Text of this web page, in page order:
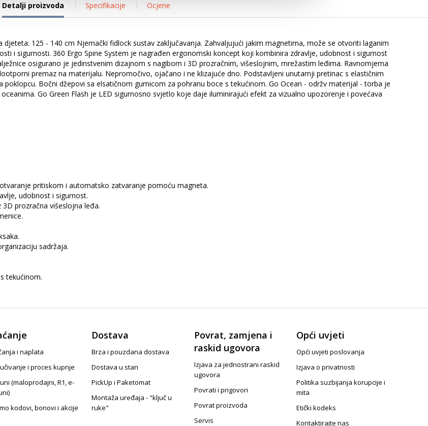
Detalji proizvoda Specifikacije Ocjene
djeteta: 125 - 140 cm Njemački fidlock sustav zaključavanja. Zahvaljujući jakim magnetima, može se otvoriti laganim
i sigurnosti. 360 Ergo Spine System je nagrađen ergonomski koncept koji kombinira zdravlje, udobnost i sigurnost
osigurano je jedinstvenim dizajnom s nagibom i 3D prozračnim, višeslojnim, mrežastim leđima. Ravnomjerna
premaz na materijalu. Nepromočivo, ojačano i ne klizajuće dno. Podstavljeni unutarnji pretinac s elastičnim
poklopcu. Bočni džepovi sa elsatičnom gumicom za pohranu boce s tekućinom. Go Ocean - održv materijal - torba je
Go Green Flash je LED sigurnosno svjetlo koje daje iluminirajući efekt za vizualno upozorenje i povećava
pritiskom i automatsko zatvaranje pomoću magneta.
udobnost i sigurnost.
prozračna višeslojna leđa.
sadržaja.
tekućinom.
i naplata
i proces kupnje
(maloprodajni, R1, e-
kodovi, bonovi i akcije
Dostava
Brza i pouzdana dostava
Dostava u stan
PickUp i Paketomat
Montaža uređaja - "ključ u
ruke"
Povrat, zamjena i
raskid ugovora
Izjava za jednostrani raskid
ugovora
Povrati i prigovori
Povrat proizvoda
Servis
Opći uvjeti
Opći uvjeti poslovanja
Izjava o privatnosti
Politika suzbijanja korupcije i
mita
Etički kodeks
Kontaktirajte nas